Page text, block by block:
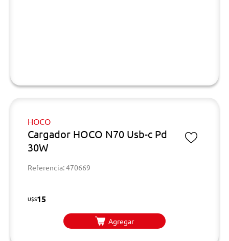
HOCO
Cargador HOCO N70 Usb-c Pd
30W
Referencia: 470669
U$S15
Agregar